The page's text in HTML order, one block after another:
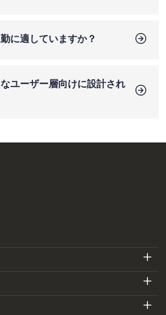
に適していますか？
です。
ユーザー層向けに設計され